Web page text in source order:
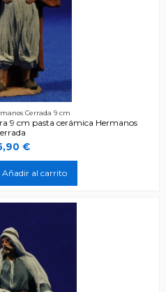
Cerrada 9 cm
9 cm pasta cerámica Hermanos
€
Añadir al carrito